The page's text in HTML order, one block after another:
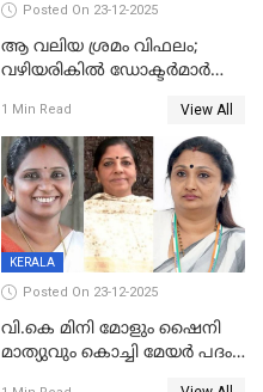
Posted On 23-12-2025
ആ വലിയ ശ്രമം വിഫലം;
വഴിയരികില്‍ ‌ഡോക്ടര്‍മാര്‍
മരണത്തിന് കീഴടങ്ങി
1 Min Read View All
KERALA
Posted On 23-12-2025
വി.കെ മിനി മോളും ഷൈനി
മാത്യുവും കൊച്ചി മേയർ പദം